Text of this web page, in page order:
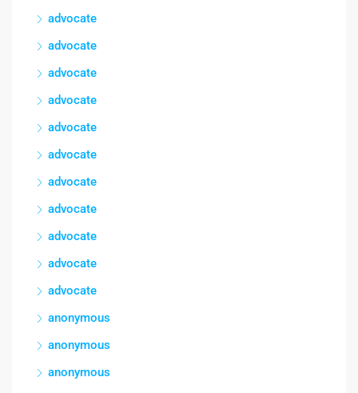
advocate
advocate
advocate
advocate
advocate
advocate
advocate
advocate
advocate
advocate
advocate
anonymous
anonymous
anonymous